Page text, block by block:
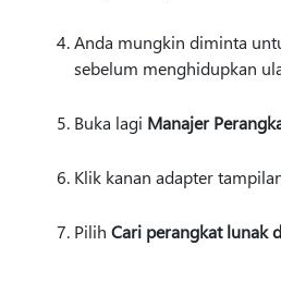
Anda mungkin diminta
sebelum menghidupkan
Buka lagi Manajer
Klik kanan adapter
Pilih Cari perangkat lunak